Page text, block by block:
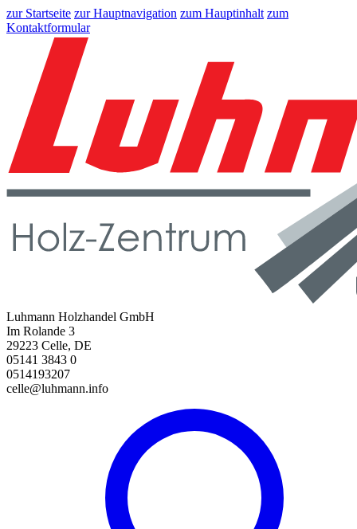
zur Startseite zur Hauptnavigation zum Hauptinhalt zum
Kontaktformular
Luhmann Holzhandel GmbH
Im Rolande 3
29223 Celle, DE
05141 3843 0
0514193207
celle@luhmann.info